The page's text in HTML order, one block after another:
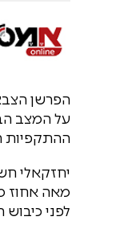
על המצב
ההתקפיות
מאה אחוז
לפני